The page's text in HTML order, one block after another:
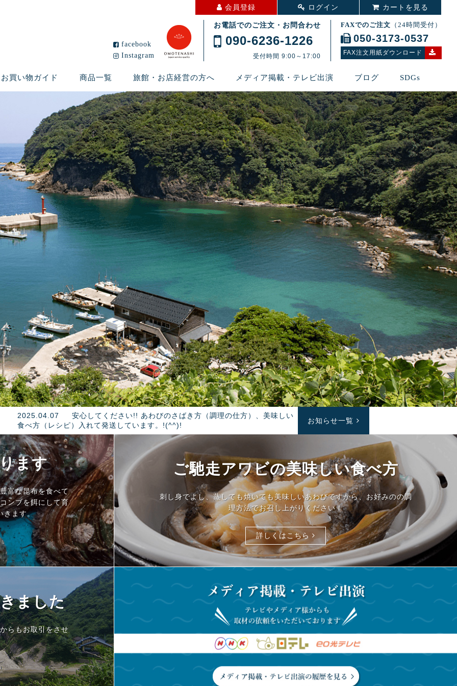
会員登録 ログイン カートを見る
facebook
Instagram
お電話でのご注文・お問合わせ
090‑6236‑1226
受付時間 9:00～17:00
FAXでのご注文 （24時間受付）
050-3173-0537
FAX注文用紙ダウンロード
お買い物ガイド 商品一覧 旅館・お店経営の方へ メディア掲載・テレビ出演 ブログ SDGs
2025.04.07
安心してください!! あわびのさばき方（調理の仕方）、美味しい
食べ方（レシピ）入れて発送しています。!(^^)!
お知らせ一覧
ます
富な昆布を食べて
ンブを餌にして育
きます。
ご馳走アワビの美味しい食べ方
刺し身でよし、蒸しても焼いても美味しいあわびですから、お好みのの調
理方法でお召し上がりください！
詳しくはこちら
ました
らもお取引をさせ